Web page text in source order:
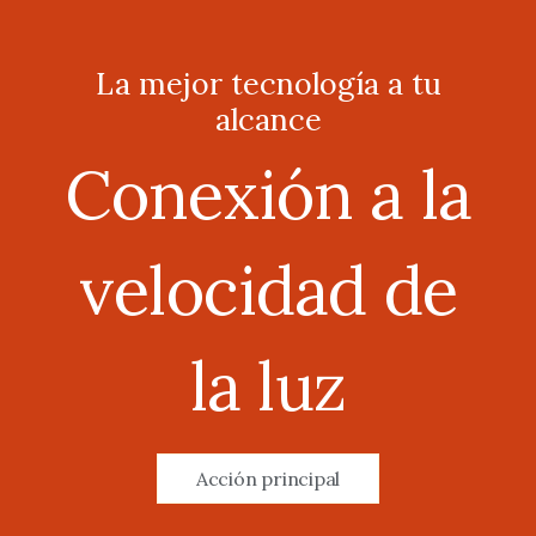
La mejor tecnología a tu
alcance
Conexión a la
velocidad de
la luz
Acción principal